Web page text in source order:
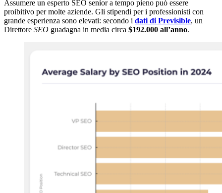
Assumere un esperto SEO senior a tempo pieno può essere
proibitivo per molte aziende. Gli stipendi per i professionisti con
grande esperienza sono elevati: secondo i dati di Previsible, un
Direttore SEO guadagna in media circa $192.000 all’anno.